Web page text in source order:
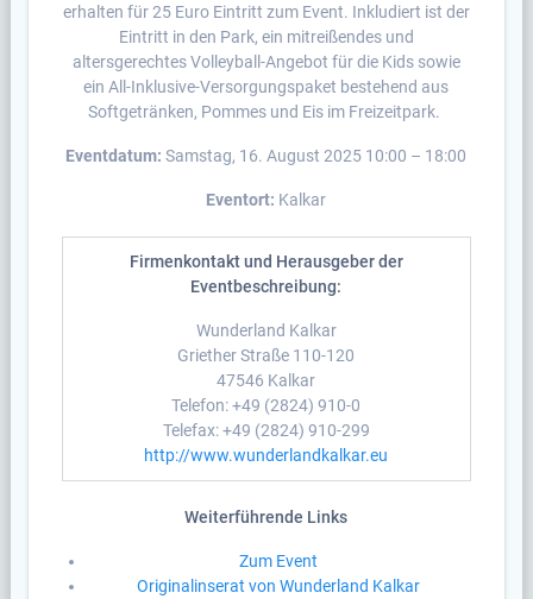
erhalten für 25 Euro Eintritt zum Event. Inkludiert ist der
Eintritt in den Park, ein mitreißendes und
altersgerechtes Volleyball-Angebot für die Kids sowie
ein All-Inklusive-Versorgungspaket bestehend aus
Softgetränken, Pommes und Eis im Freizeitpark.
Eventdatum: Samstag, 16. August 2025 10:00 – 18:00
Eventort: Kalkar
Firmenkontakt und Herausgeber der
Eventbeschreibung:
Wunderland Kalkar
Griether Straße 110-120
47546 Kalkar
Telefon: +49 (2824) 910-0
Telefax: +49 (2824) 910-299
http://www.wunderlandkalkar.eu
Weiterführende Links
Zum Event
Originalinserat von Wunderland Kalkar